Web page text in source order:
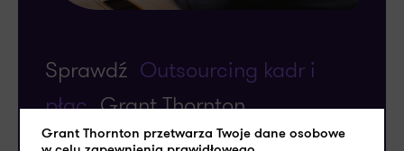
Sprawdź Outsourcing kadr i
płac Grant Thornton
Grant Thornton przetwarza Twoje dane osobowe